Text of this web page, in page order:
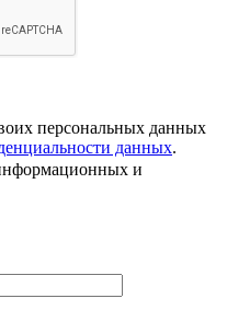
персональных данных
данных.
и